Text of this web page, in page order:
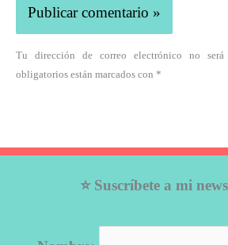
Tu dirección de correo electrónico no será
obligatorios están marcados con *
⭐ Suscríbete a mi